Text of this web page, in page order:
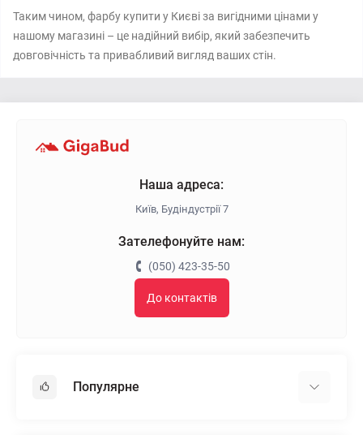
Таким чином, фарбу купити у Києві за вигідними цінами у
нашому магазині – це надійний вибір, який забезпечить
довговічність та привабливий вигляд ваших стін.
Наша адреса:
Київ, Будіндустрії 7
Зателефонуйте нам:
(050) 423-35-50
До контактів
Популярне